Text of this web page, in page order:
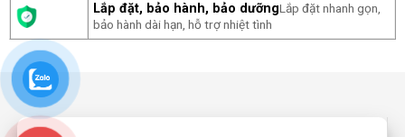
Lắp đặt, bảo hành, bảo dưỡngLắp đặt nhanh gọn,
bảo hành dài hạn, hỗ trợ nhiệt tình